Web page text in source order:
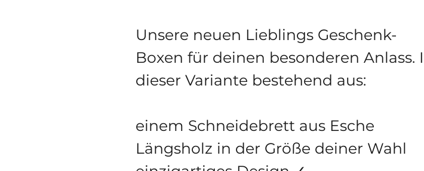
Unsere neuen Lieblings Geschenk-
Boxen für deinen besonderen Anlass.
dieser Variante bestehend aus:
einem Schneidebrett aus Esche
Längsholz in der Größe deiner Wahl